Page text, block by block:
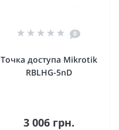
0
Точка доступа Mikrotik
RBLHG-5nD
3 006 грн.